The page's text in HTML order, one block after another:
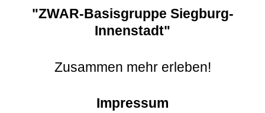
"ZWAR-Basisgruppe Siegburg-
Innenstadt"
Zusammen mehr erleben!
Impressum